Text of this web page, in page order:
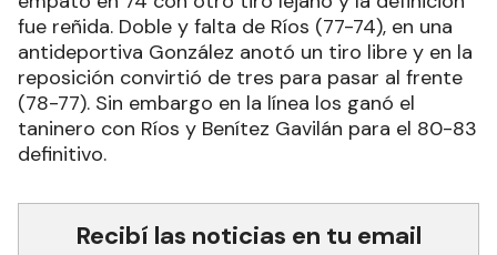
fue reñida. Doble y falta de Ríos (77-74), en una
antideportiva González anotó un tiro libre y en la
reposición convirtió de tres para pasar al frente
(78-77). Sin embargo en la línea los ganó el
taninero con Ríos y Benítez Gavilán para el 80-83
definitivo.
Recibí las noticias en tu email